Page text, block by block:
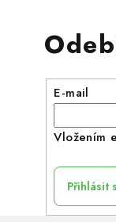
E-mail
Vložením
Přihlásit